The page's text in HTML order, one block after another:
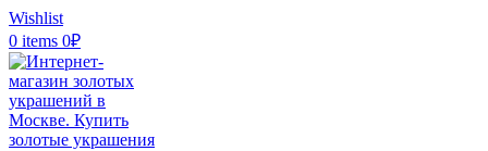
Wishlist
0 items 0₽